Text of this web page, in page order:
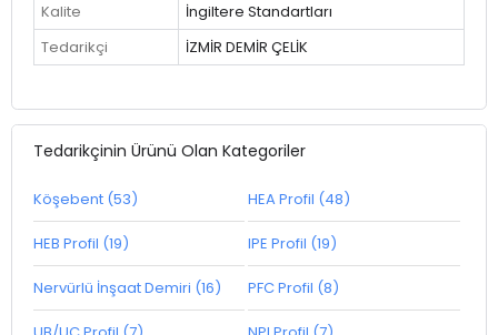
Kalite
İngiltere Standartları
Tedarikçi
İZMİR DEMİR ÇELİK
Tedarikçinin Ürünü Olan Kategoriler
Köşebent (53) HEA Profil (48)
HEB Profil (19) IPE Profil (19)
Nervürlü İnşaat Demiri (16) PFC Profil (8)